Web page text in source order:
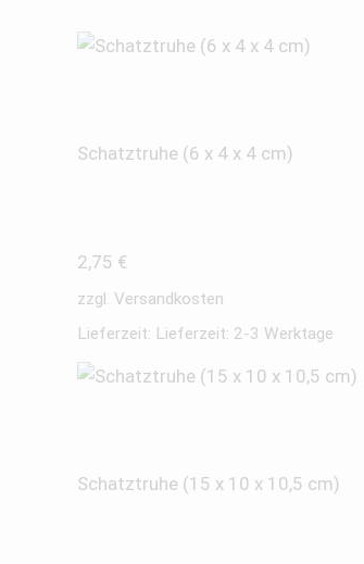
Schatztruhe (6 x 4 x 4 cm)
2,75 €
zzgl. Versandkosten
Lieferzeit: Lieferzeit: 2-3 Werktage
Schatztruhe (15 x 10 x 10,5 cm)